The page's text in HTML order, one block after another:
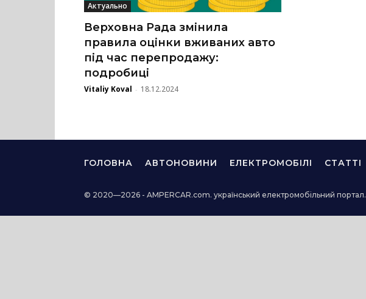
Актуально
Верховна Рада змінила
правила оцінки вживаних авто
під час перепродажу:
подробиці
Vitaliy Koval - 18.12.2024
ГОЛОВНА АВТОНОВИНИ ЕЛЕКТРОМОБІЛІ СТАТТІ
© 2020—2026 - AMPERCAR.com. український електромобільний портал.